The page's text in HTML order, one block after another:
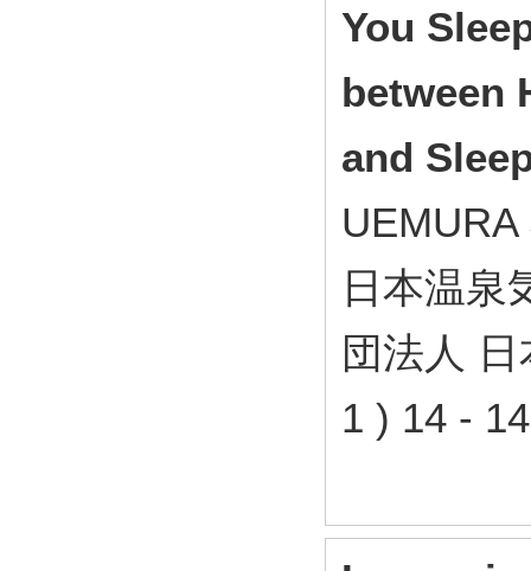
You
between
and
日本温泉
団法人
1 ) 14 -